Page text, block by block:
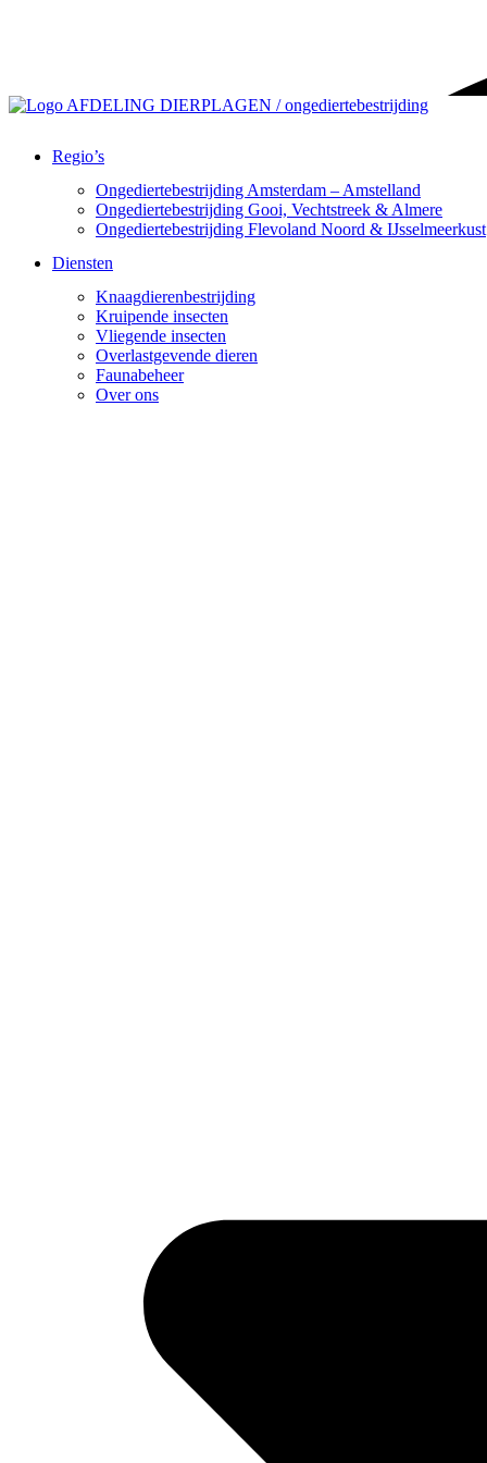
Regio’s
Ongediertebestrijding Amsterdam – Amstelland
Ongediertebestrijding Gooi, Vechtstreek & Almere
Ongediertebestrijding Flevoland Noord & IJsselmeerkust
Diensten
Knaagdierenbestrijding
Kruipende insecten
Vliegende insecten
Overlastgevende dieren
Faunabeheer
Over ons